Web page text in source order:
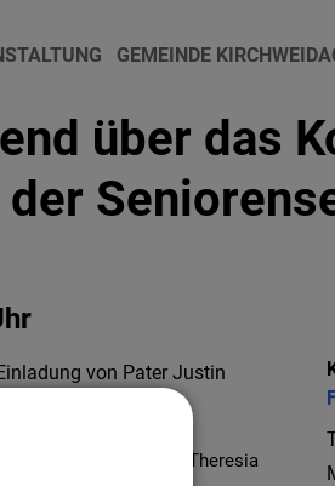
GEMEINDE
über das
von Pater Justin
Einweisung, die Theresia